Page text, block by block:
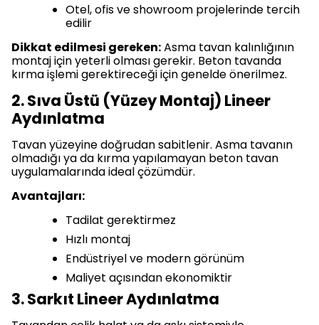
Otel, ofis ve showroom projelerinde tercih
edilir
Dikkat edilmesi gereken:Asma tavan kalınlığının
montaj için yeterli olması gerekir. Beton tavanda
kırma işlemi gerektireceği için genelde önerilmez.
2. Sıva Üstü (Yüzey Montaj) Lineer
Aydınlatma
Tavan yüzeyine doğrudan sabitlenir. Asma tavanın
olmadığı ya da kırma yapılamayan beton tavan
uygulamalarında ideal çözümdür.
Avantajları:
Tadilat gerektirmez
Hızlı montaj
Endüstriyel ve modern görünüm
Maliyet açısından ekonomiktir
3. Sarkıt Lineer Aydınlatma